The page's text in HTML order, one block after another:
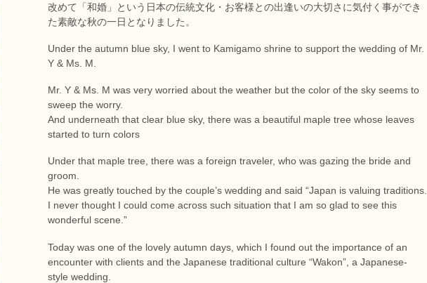
改めて「和婚」という日本の伝統文化・お客様との出逢いの大切さに気付く事ができ
た素敵な秋の一日となりました。
Under the autumn blue sky, I went to Kamigamo shrine to support the wedding of Mr.
Y & Ms. M.
Mr. Y & Ms. M was very worried about the weather but the color of the sky seems to
sweep the worry.
And underneath that clear blue sky, there was a beautiful maple tree whose leaves
started to turn colors
Under that maple tree, there was a foreign traveler, who was gazing the bride and
groom.
He was greatly touched by the couple’s wedding and said “Japan is valuing traditions.
I never thought I could come across such situation that I am so glad to see this
wonderful scene.”
Today was one of the lovely autumn days, which I found out the importance of an
encounter with clients and the Japanese traditional culture “Wakon”, a Japanese-
style wedding.